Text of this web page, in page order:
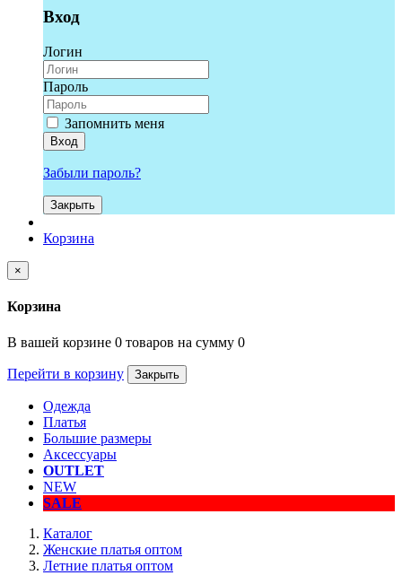
Вход
Логин
Пароль
Запомнить меня
Вход
Забыли пароль?
Закрыть
Корзина
×
Корзина
В вашей корзине 0 товаров на сумму 0
Перейти в корзину Закрыть
Одежда
Платья
Большие размеры
Аксессуары
OUTLET
NEW
SALE
Каталог
Женские платья оптом
Летние платья оптом